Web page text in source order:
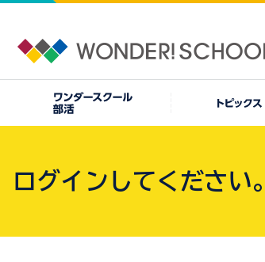
ログインしてください。